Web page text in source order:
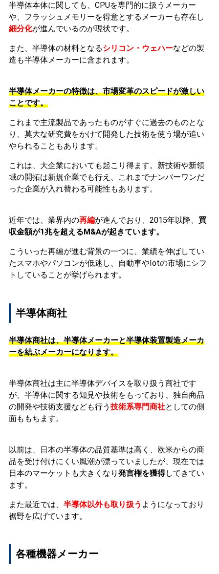
半導体本体に関しても、CPUを専門的に扱うメーカー
や、フラッシュメモリーを得意とするメーカーも存在し
細分化が進んでいるのが現状です。
また、半導体の材料となるシリコン・ウェハーなどの製
造も半導体メーカーに含まれます。
半導体メーカーの特徴は、市場変革のスピードが激しい
ことです。
これまで主流製品であったものがすぐに過去のものとな
り、莫大な研究費をかけて開発した技術を使う場が追い
やられることもあります。
これは、大企業においても起こり得ます。新技術や新領
域の開拓は新規企業でも行え、これまでナンバーワンだ
った企業が入れ替わる可能性もあります。
近年では、業界内の再編が進んでおり、2015年以降、 買
収金額が1兆を超えるM&Aが起きています。
こういった再編が進む背景の一つに、業績を伸ばしてい
たスマホやパソコンが低迷し、自動車やIotの市場にシフ
トしていることが挙げられます。
半導体商社
半導体商社は、半導体メーカーと半導体装置製造メーカ
ーを結ぶメーカーになります。
半導体商社は主に半導体デバイスを取り扱う商社です
が、半導体に関する知見や技術をもっており、独自商品
の開発や技術支援なども行う 技術系専門商社としての側
面ももちます。
以前は、日本の半導体の品質基準は高く、欧米からの商
品を受け付けにくい風潮が漂っていましたが、現在では
日本のマーケットも大きくなり 発言権を獲得してきてい
ます。
また最近では、 半導体以外も取り扱う ようになっており
裾野を広げています。
各種機器メーカー